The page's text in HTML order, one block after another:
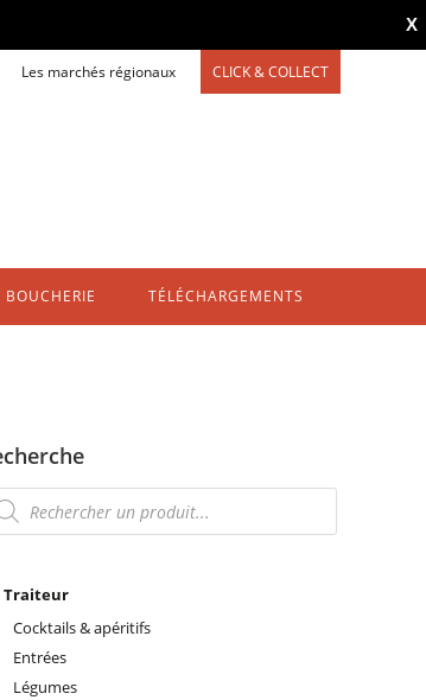
X
Les marchés régionaux CLICK & COLLECT
BOUCHERIE TÉLÉCHARGEMENTS
Traiteur
Cocktails & apéritifs
Entrées
Légumes